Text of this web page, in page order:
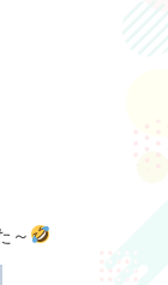
～